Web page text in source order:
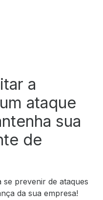
a
ataque
sua
de
prevenir de ataques
da sua empresa!